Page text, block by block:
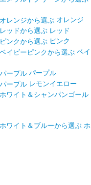
オレンジ
レッド
ピンク
ベイ
パープル
レモンイエロー
ホ